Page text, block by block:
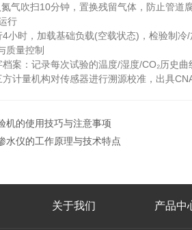
吹扫10分钟，置换残留气体，防止管道
行
时，加载基础负载(空载状态)，检验制冷/
量控制
：记录每次试验的温度/湿度/CO₂历史曲
量机构对传感器进行溯源校准，出具
机的使用技巧与注意事项
水仪的工作原理与技术特点
关于我们 产品中